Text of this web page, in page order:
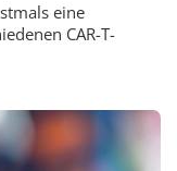
eine
CAR-T-